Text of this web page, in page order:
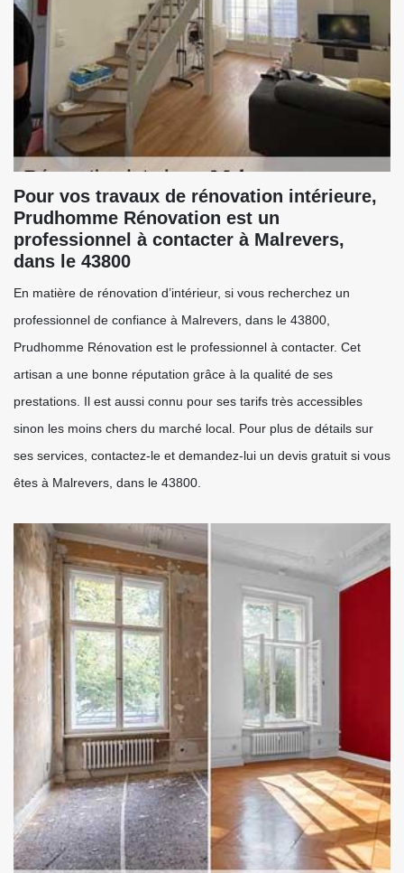
Pour vos travaux de rénovation intérieure,
Prudhomme Rénovation est un
professionnel à contacter à Malrevers,
dans le 43800
En matière de rénovation d’intérieur, si vous recherchez un
professionnel de confiance à Malrevers, dans le 43800,
Prudhomme Rénovation est le professionnel à contacter. Cet
artisan a une bonne réputation grâce à la qualité de ses
prestations. Il est aussi connu pour ses tarifs très accessibles
sinon les moins chers du marché local. Pour plus de détails sur
ses services, contactez-le et demandez-lui un devis gratuit si vous
êtes à Malrevers, dans le 43800.